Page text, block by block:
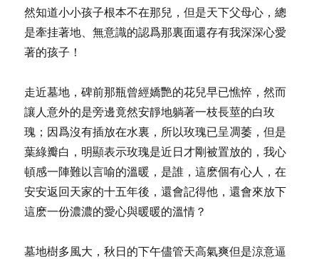
然知道小小孩子根本不在那兒，但是天下父母心，總
是牽挂著地、無意識的認爲那裏面還存有我深深心愛
著的孩子！
走近墓地，碑前那瓶曾經嬌艷的花兒早已憔悴，然而
讓人意外的是旁邊竟然安靜地躺著一枝長莖的白玫
瑰；因爲沒有插放在水裏，所以玫瑰已呈凋萎，但是
葉綠瓣白，明顯表示玫瑰是近日才剛被置放的，我心
頓感一陣難以言喻的溫暖，是誰，這麽個有心人，在
安安返回天家的十五年後，還會記得他，還會來放下
這麽一份濃濃的愛心與暖暖的溫情？
墓地樹多風大，秋日的下午儘管天高氣爽但是涼意逼